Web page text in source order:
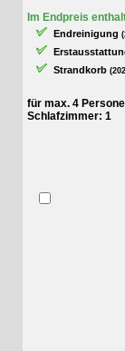
Im Endpreis enthalten:
Endreinigung(2026-
Strandkorb (2026-05-
für max. 4 Personen
Schlafzimmer: 1